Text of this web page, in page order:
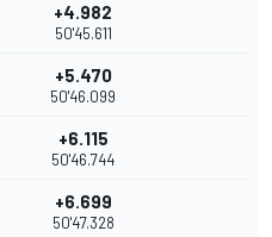
+4.982
50'45.611
+5.470
50'46.099
+6.115
50'46.744
+6.699
50'47.328